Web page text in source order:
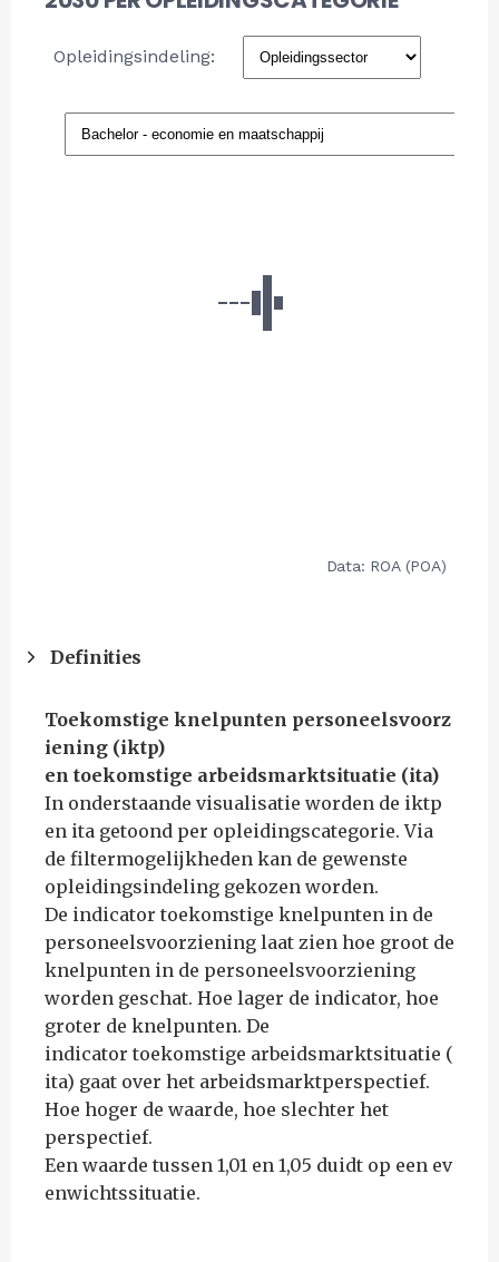
Definities
Toekomstige knelpunten personeelsvoorz
iening (iktp)
en toekomstige arbeidsmarktsituatie (ita)
In onderstaande visualisatie worden de iktp
en ita getoond per opleidingscategorie. Via
de filtermogelijkheden kan de gewenste
opleidingsindeling gekozen worden.
De indicator toekomstige knelpunten in de
personeelsvoorziening laat zien hoe groot de
knelpunten in de personeelsvoorziening
worden geschat. Hoe lager de indicator, hoe
groter de knelpunten. De
indicator toekomstige arbeidsmarktsituatie (
ita) gaat over het arbeidsmarktperspectief.
Hoe hoger de waarde, hoe slechter het
perspectief.
Een waarde tussen 1,01 en 1,05 duidt op een ev
enwichtssituatie.